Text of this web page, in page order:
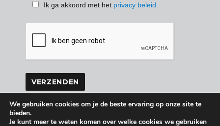
Ik ga akkoord met het privacy beleid
We gebruiken cookies om je de beste ervaring op onze site te
bieden.
Je kunt meer te weten komen over welke cookies we gebruiken